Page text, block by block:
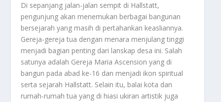
Di sepanjang jalan-jalan sempit di Hallstatt,
pengunjung akan menemukan berbagai bangunan
bersejarah yang masih di pertahankan keasliannya.
Gereja-gereja tua dengan menara menjulang tinggi
menjadi bagian penting dari lanskap desa ini. Salah
satunya adalah Gereja Maria Ascension yang di
bangun pada abad ke-16 dan menjadi ikon spiritual
serta sejarah Hallstatt. Selain itu, balai kota dan
rumah-rumah tua yang di hiasi ukiran artistik juga